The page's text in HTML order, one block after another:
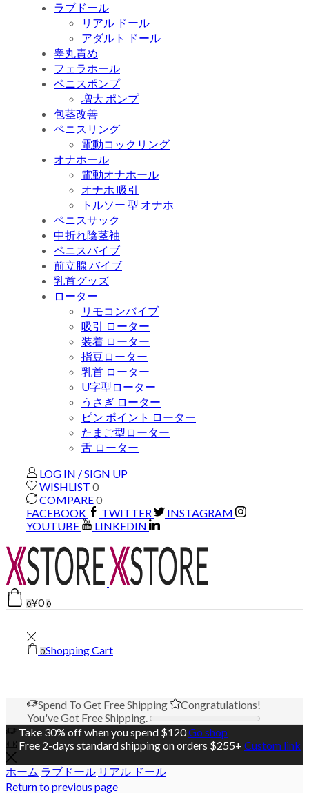
ラブドール
リアル ドール
アダルト ドール
睾丸責め
フェラホール
ペニスポンプ
増大 ポンプ
包茎改善
ペニスリング
電動コックリング
オナホール
電動オナホール
オナホ 吸引
トルソー 型 オナホ
ペニスサック
中折れ陰茎袖
ペニスバイブ
前立腺 バイブ
乳首グッズ
ローター
リモコンバイブ
吸引 ローター
装着 ローター
指豆ローター
乳首 ローター
U字型ローター
うさぎ ローター
ピン ポイント ローター
たまご型ローター
舌 ローター
LOG IN / SIGN UP
WISHLIST 0
COMPARE0
FACEBOOK
TWITTER
INSTAGRAM
YOUTUBE
LINKEDIN
0¥0 0
0Shopping Cart
Spend To Get Free Shipping
Congratulations!
You've Got Free Shipping.
Take 30% off when you spend $120Go shop
Free 2-days standard shipping on orders $255+ Custom link
ホーム ラブドール リアル ドール
Return to previous page